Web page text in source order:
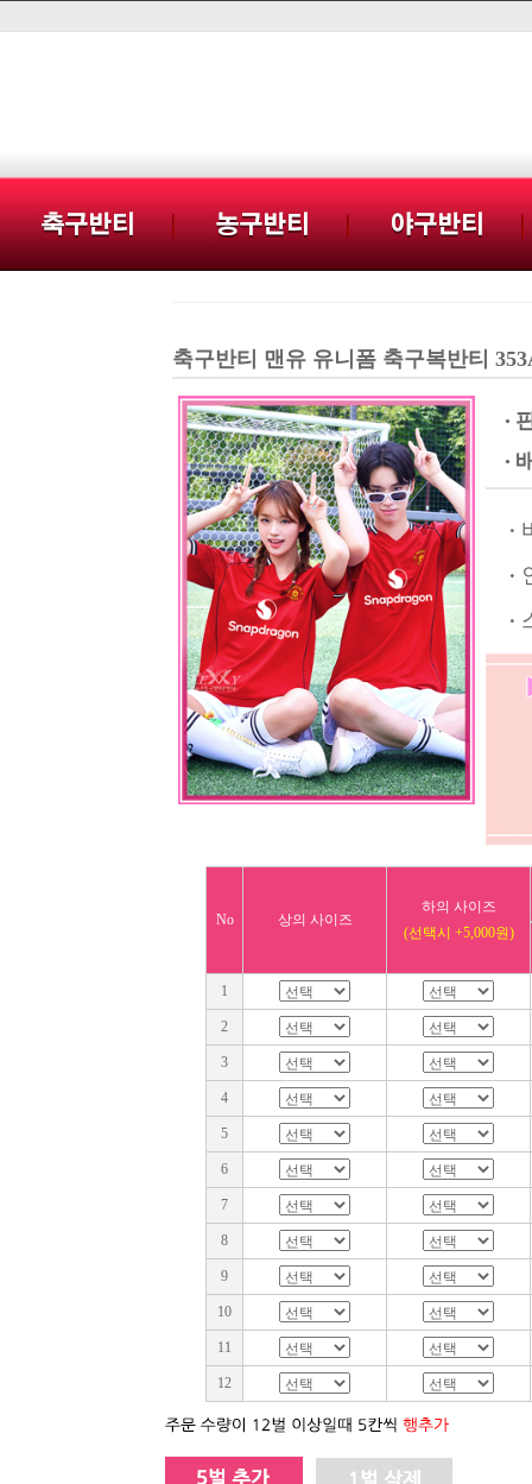
축구반티 맨유 유니폼 축구복반티
·
·
·
·
·
No 상의 사이즈
하의 사이즈
(선택시 +5,000원)
1
2
3
4
5
6
7
8
9
10
11
12